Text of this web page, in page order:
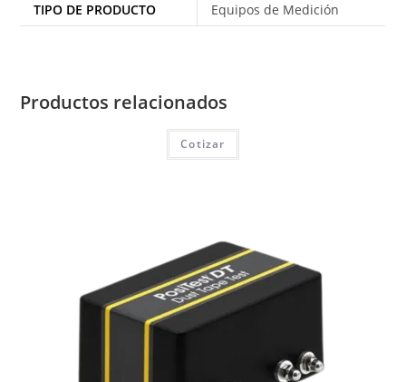
TIPO DE PRODUCTO
Equipos de Medición
Productos relacionados
Cotizar